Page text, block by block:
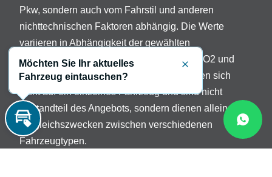
Pkw, sondern auch vom Fahrstil und anderen
nichttechnischen Faktoren abhängig. Die Werte
variieren in Abhängigkeit der gewählten
Sonderausstattungen. Beschreibung der CO2 und
Verbrauchsangaben: Die Angaben beziehen sich
nicht auf ein einzelnes Fahrzeug und sind nicht
Bestandteil des Angebots, sondern dienen allein
Vergleichszwecken zwischen verschiedenen
Fahrzeugtypen.
Inzahlungnahme
Möchten Sie Ihr aktuelles
Fahrzeug eintauschen?
Schließen